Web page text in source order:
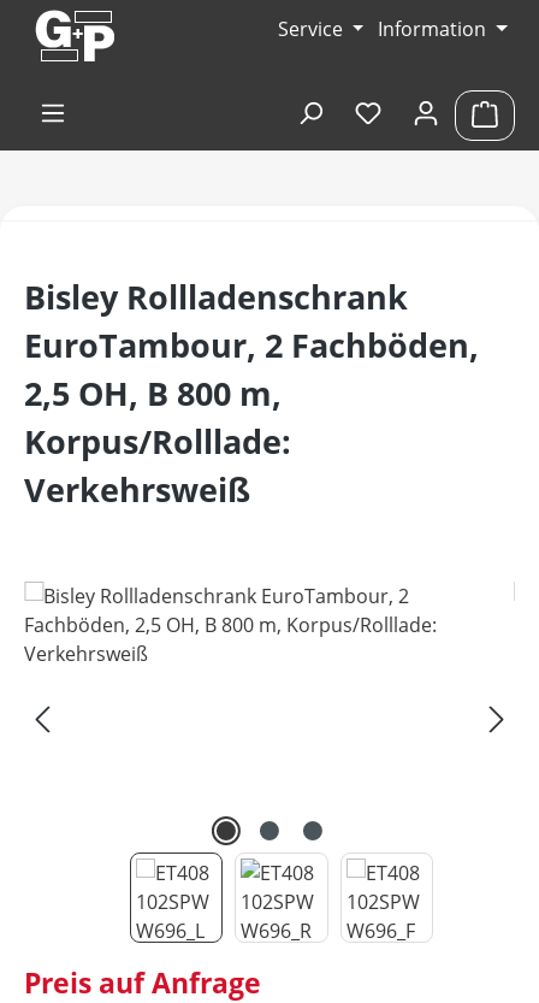
Zum Hauptinhalt springen Service Information
Du hast 0
Bisley Rollladenschrank
EuroTambour, 2 Fachböden,
2,5 OH, B 800 m,
Korpus/Rolllade:
Verkehrsweiß
Bildergalerie überspringen
Preis auf Anfrage